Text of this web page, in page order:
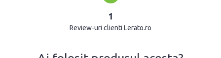
1
Review-uri clienti Lerato.ro